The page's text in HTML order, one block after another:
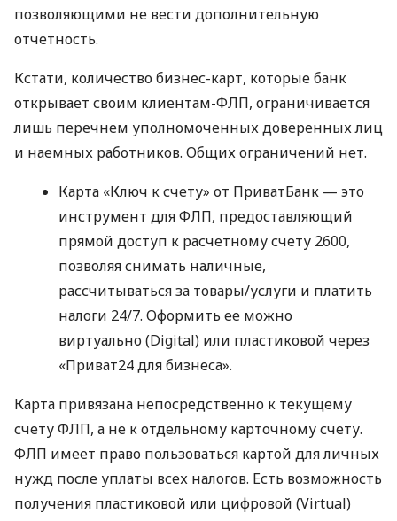
позволяющими не вести дополнительную
отчетность.
Кстати, количество бизнес-карт, которые банк
открывает своим клиентам-ФЛП, ограничивается
лишь перечнем уполномоченных доверенных лиц
и наемных работников. Общих ограничений нет.
Карта «Ключ к счету» от ПриватБанк — это
инструмент для ФЛП, предоставляющий
прямой доступ к расчетному счету 2600,
позволяя снимать наличные,
рассчитываться за товары/услуги и платить
налоги 24/7. Оформить ее можно
виртуально (Digital) или пластиковой через
«Приват24 для бизнеса».
Карта привязана непосредственно к текущему
счету ФЛП, а не к отдельному карточному счету.
ФЛП имеет право пользоваться картой для личных
нужд после уплаты всех налогов. Есть возможность
получения пластиковой или цифровой (Virtual)